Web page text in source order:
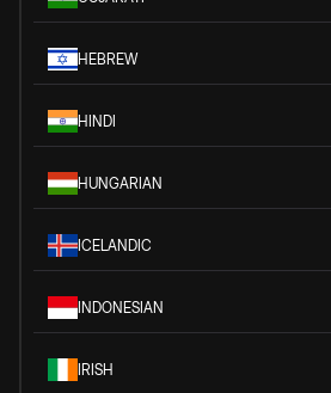
HEBREW
HINDI
HUNGARIAN
ICELANDIC
INDONESIAN
IRISH